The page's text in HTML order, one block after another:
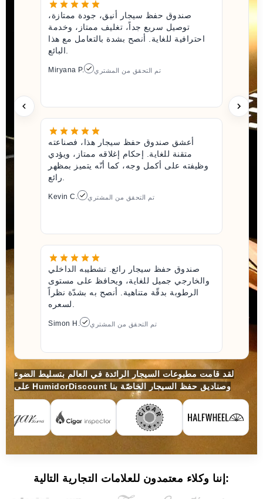
صندوق حفظ سيجار أنيق، جودة ممتازة،
توصيل سريع جداً، تغليف ممتاز، وخدمة
احترافية للغاية. أنصح بشدة بالتعامل مع هذا
Miryana P. تم التحقق من المشتري
أعشق صندوق حفظ سيجار هذا، فصناعته
متقنة للغاية. إحكام إغلاقه ممتاز، ويؤدي
وظيفته على أكمل وجه، كما أنّه يتميز بمظهر
Kevin C. تم التحقق من المشتري
صندوق حفظ سيجار رائع. تشطيبه الداخلي
والخارجي جميل للغاية، ويحافظ على مستوى
الرطوبة بدقّة متناهية. أنصح به بشدّة نظراً
Simon H. تم التحقق من المشتري
لقد قامت مطبوعات السيجار الرائدة في العالم بتسليط الضوء
على HumidorDiscount وصناديق حفظ السيجار الخاصّة بنا
إننا وكلاء معتمدون للعلامات التجارية التالية: